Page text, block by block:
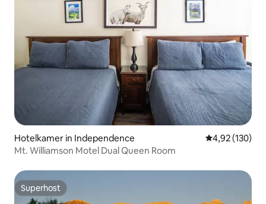
Hotelkamer in Independence Gemiddelde
4,92 (130)
Mt. Williamson Motel Dual Queen Room
Superhost
Superhost